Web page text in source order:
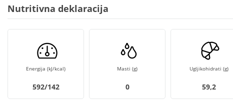
Nutritivna deklaracija
Energija (kJ/kcal)
592/142
Masti (g)
0
Ugljikohidrati (g)
59,2